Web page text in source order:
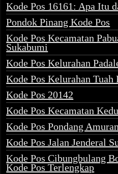
Kode Pos 16161: Apa Itu
Pondok Pinang Kode Pos
Kode Pos Kecamatan
Sukabumi
Kode Pos Kelurahan
Kode Pos Kelurahan Tuah
Kode Pos 20142
Kode Pos Kecamatan
Kode Pos Pondang
Kode Pos Jalan Jenderal
Kode Pos Cibungbulang
Kode Pos Terlengkap